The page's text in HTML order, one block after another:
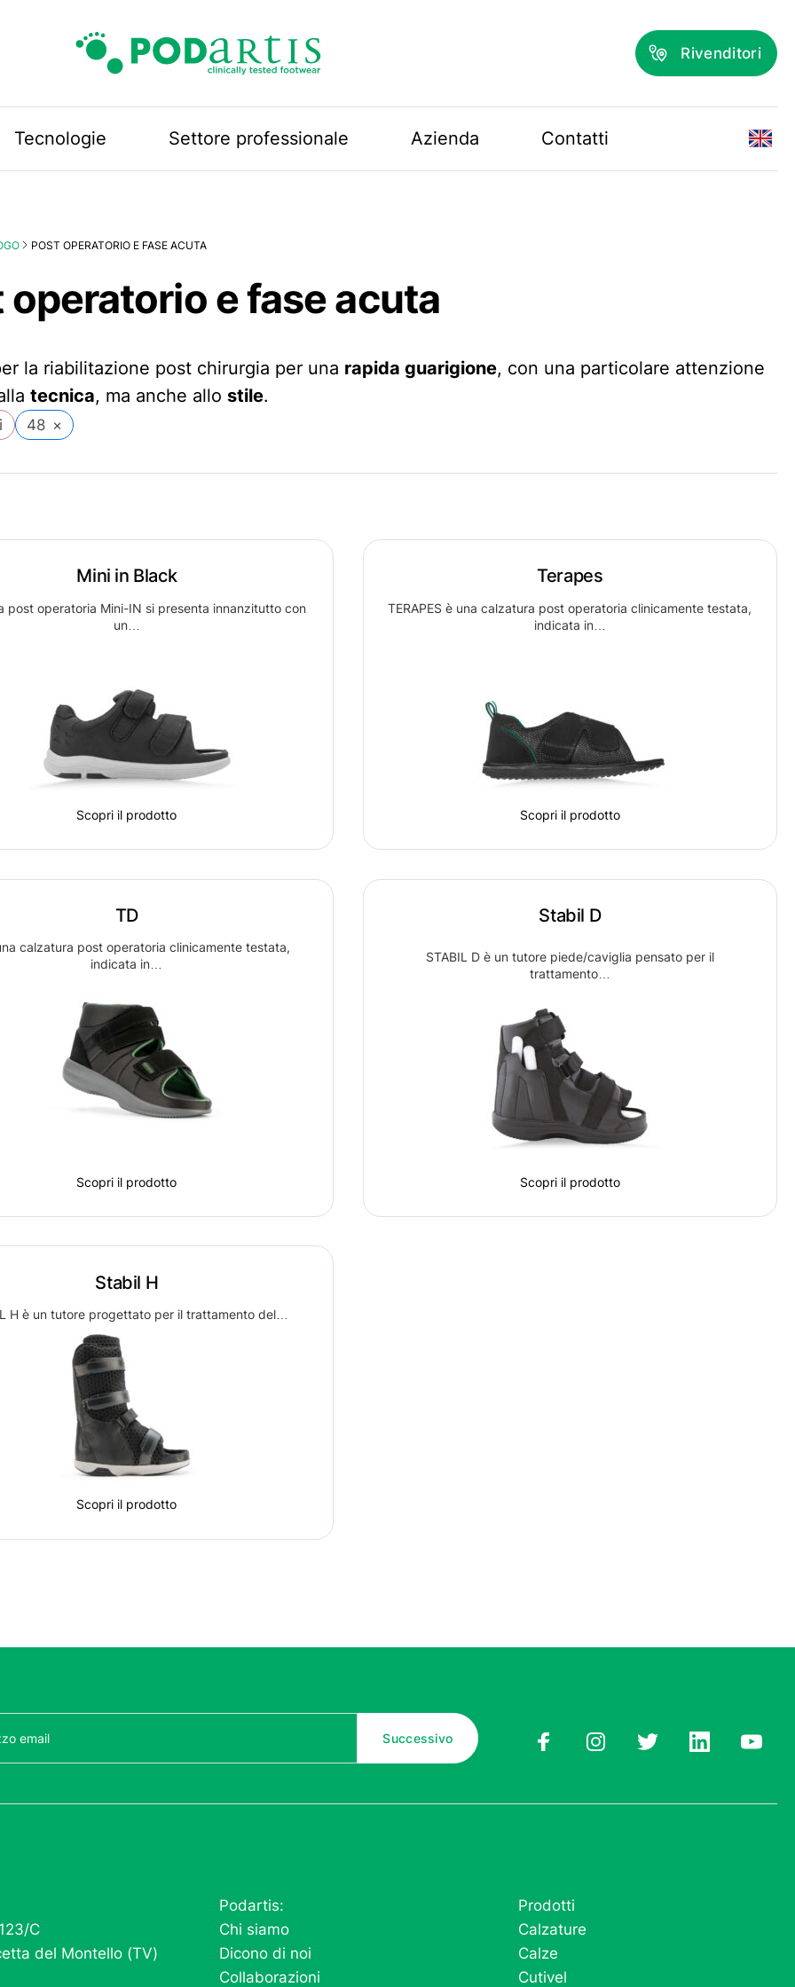
Rivenditori
Tecnologie Settore professionale Azienda Contatti
POST OPERATORIO E FASE ACUTA
operatorio e fase acuta
la riabilitazione post chirurgia per una rapida guarigione, con una particolare attenzione
tecnica, ma anche allostile.
48 ×
Mini in Black
post operatoria Mini-IN si presenta innanzitutto con
un…
Scopri il prodotto
Terapes
TERAPES è una calzatura post operatoria clinicamente testata,
indicata in…
Scopri il prodotto
TD
calzatura post operatoria clinicamente testata,
indicata in…
Scopri il prodotto
Stabil D
STABIL D è un tutore piede/caviglia pensato per il
trattamento…
Scopri il prodotto
Stabil H
H è un tutore progettato per il trattamento del…
Scopri il prodotto
C
del Montello (TV)
Podartis:
Chi siamo
Dicono di noi
Collaborazioni
Prodotti
Calzature
Calze
Cutivel